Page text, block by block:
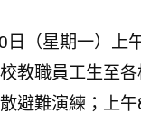
日（星期一）上
教職員工生至
避難演練；上